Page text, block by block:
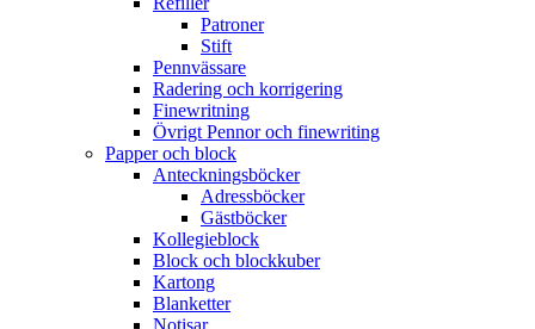
Patroner
Stift
Pennvässare
Radering och korrigering
Finewritning
Övrigt Pennor och finewriting
Papper och block
Anteckningsböcker
Adressböcker
Gästböcker
Kollegieblock
Block och blockkuber
Kartong
Blanketter
Notisar